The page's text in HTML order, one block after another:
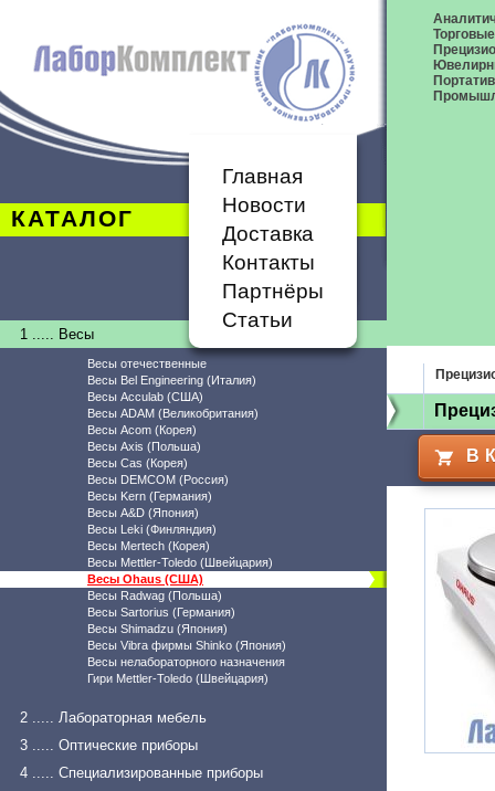
КАТАЛОГ
Главная
Новости
Доставка
Контакты
Партнёры
Статьи
1 ..... Весы
Весы отечественные
Весы Bel Engineering (Италия)
Весы Acculab (США)
Весы ADAM (Великобритания)
Весы Acom (Корея)
Весы Axis (Польша)
Весы Cas (Корея)
Весы DEMCOM (Россия)
Весы Kern (Германия)
Весы A&D (Япония)
Весы Leki (Финляндия)
Весы Mertech (Корея)
Весы Mettler-Toledo (Швейцария)
Весы Ohaus (США)
Весы Radwag (Польша)
Весы Sartorius (Германия)
Весы Shimadzu (Япония)
Весы Vibra фирмы Shinko (Япония)
Весы нелабораторного назначения
Гири Mettler-Toledo (Швейцария)
2 ..... Лабораторная мебель
3 ..... Оптические приборы
4 ..... Специализированные приборы
В